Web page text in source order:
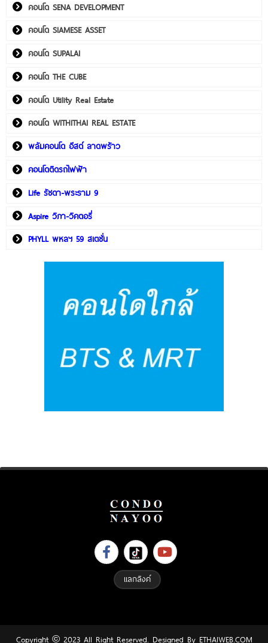
คอนโด SENA DEVELOPMENT
คอนโด SIAMESE ASSET
คอนโด SUPALAI
คอนโด THE CUBE
คอนโด Utility Real Estate
คอนโด WITHITHAI REAL ESTATE
พลัมคอนโด อีสต์ ลาดพร้าว
คอนโดติดรถไฟฟ้า
Life รัชดา-พระราม 9
Aspire วิภา-วิคตอรี่
PHYLL พหลฯ 59 สเตชั่น
แลกลิงค์
Copyright © 2023 All Right Reserved. Designed By ETHAIWEB.COM